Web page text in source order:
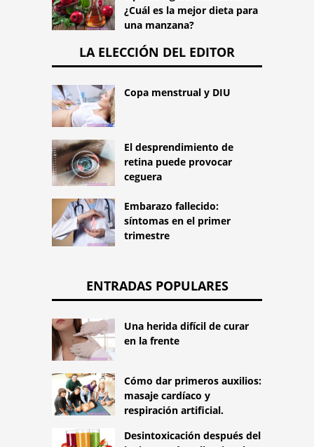
¿Cuál es la mejor dieta para
una manzana?
LA ELECCIÓN DEL EDITOR
Copa menstrual y DIU
El desprendimiento de
retina puede provocar
ceguera
Embarazo fallecido:
síntomas en el primer
trimestre
ENTRADAS POPULARES
Una herida difícil de curar
en la frente
Cómo dar primeros auxilios:
masaje cardíaco y
respiración artificial.
Desintoxicación después del